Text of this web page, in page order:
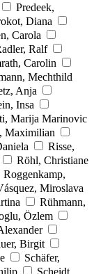
Predeek,
Diana
Carola
Ralf
Carolin
Mechthild
Anja
Insa
Marija Marinovic
Maximilian
Risse,
Röhl, Christiane
Roggenkamp,
Miroslava
Rühmann,
Özlem
Birgit
Schäfer,
Scheidt,